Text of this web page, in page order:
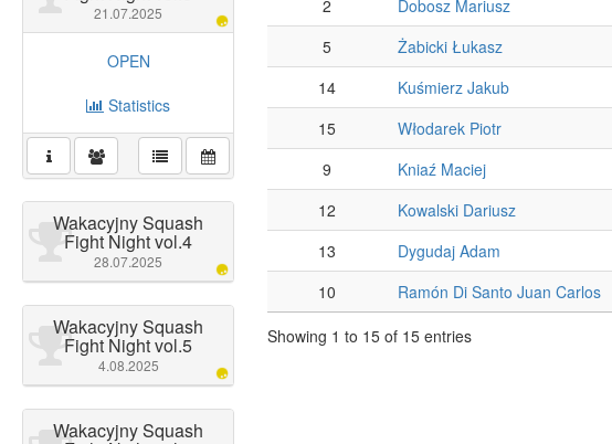
21.07.2025
OPEN
Statistics
Wakacyjny Squash
Fight Night vol.4
28.07.2025
Wakacyjny Squash
Fight Night vol.5
4.08.2025
Wakacyjny Squash
2
Dobosz Mariusz
5
Żabicki Łukasz
14
Kuśmierz Jakub
15
Włodarek Piotr
9
Kniaź Maciej
12
Kowalski Dariusz
13
Dygudaj Adam
10
Ramón Di Santo Juan Carlos
Showing 1 to 15 of 15 entries